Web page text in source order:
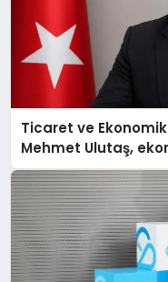
Ticaret ve Ekonomik
Mehmet Ulutaş,
açıklamada